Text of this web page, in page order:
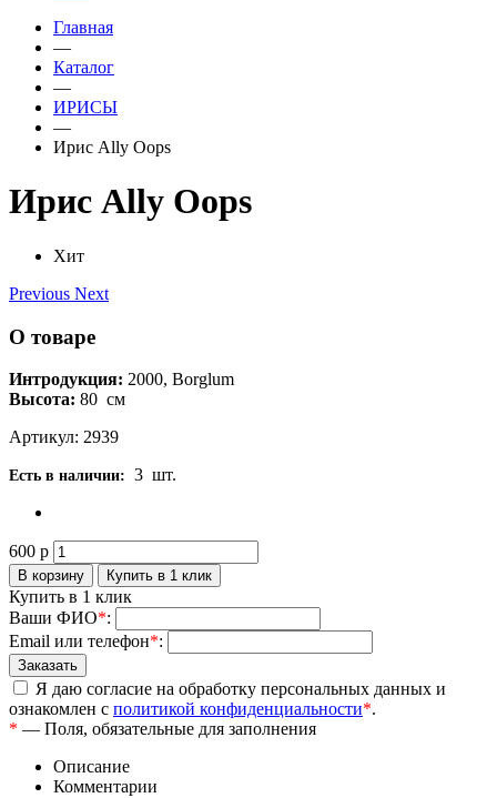
Главная
—
Каталог
—
ИРИСЫ
—
Ирис Ally Oops
Ирис Ally Oops
Хит
Previous Next
О товаре
Интродукция: 2000, Borglum
Высота: 80 см
Артикул: 2939
Есть в наличии: 3 шт.
600 р
Купить в 1 клик
Ваши ФИО*:
Email или телефон*:
Я даю согласие на обработку персональных данных и
ознакомлен с политикой конфиденциальности*.
* — Поля, обязательные для заполнения
Описание
Комментарии